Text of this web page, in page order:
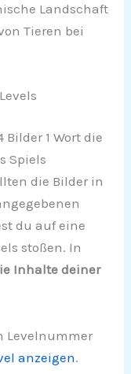
Landschaft
Tieren bei
1 Wort die
Spiels
die Bilder in
du auf eine
stoßen. In
Inhalte deiner
Levelnummer
anzeigen.